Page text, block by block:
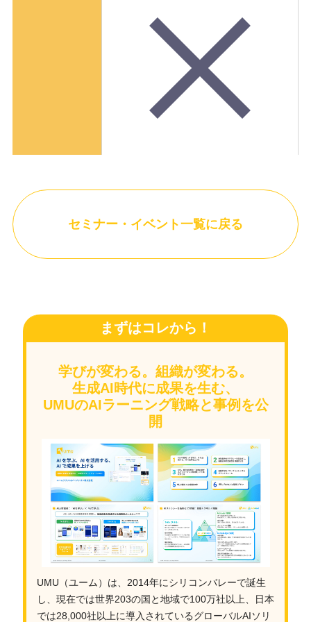
セミナー・イベント一覧に戻る
まずはコレから！
学びが変わる。組織が変わる。
生成AI時代に成果を生む、
UMUのAIラーニング戦略と事例を公
開
UMU（ユーム）は、2014年にシリコンバレーで誕生
し、現在では世界203の国と地域で100万社以上、日本
では28,000社以上に導入されているグローバルAIソリ